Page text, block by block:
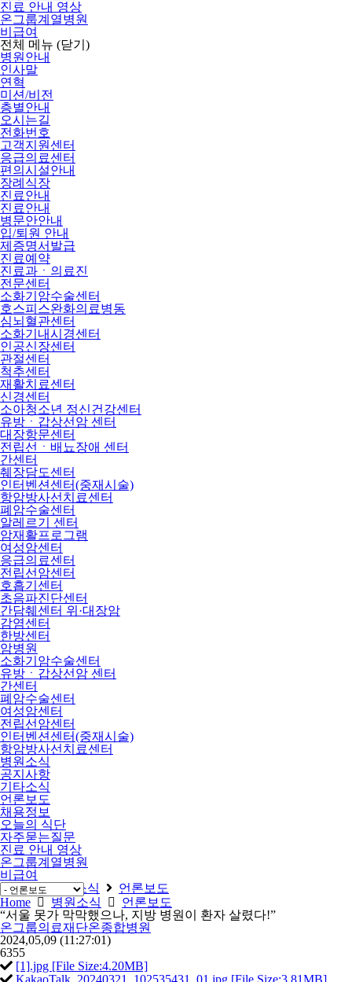
진료 안내 영상
온그룹계열병원
비급여
전체 메뉴 (닫기)
병원안내
인사말
연혁
미션/비전
층별안내
오시는길
전화번호
고객지원센터
응급의료센터
편의시설안내
장례식장
진료안내
진료안내
병문안안내
입/퇴원 안내
제증명서발급
진료예약
진료과ㆍ의료진
전문센터
소화기암수술센터
호스피스완화의료병동
심뇌혈관센터
소화기내시경센터
인공신장센터
관절센터
척추센터
재활치료센터
신경센터
소아청소년 정신건강센터
유방ㆍ갑상선암 센터
대장항문센터
전립선ㆍ배뇨장애 센터
간센터
췌장담도센터
인터벤션센터(중재시술)
항암방사선치료센터
폐암수술센터
알레르기 센터
암재활프로그램
여성암센터
응급의료센터
전립선암센터
호흡기센터
초음파진단센터
간담췌센터 위·대장암
감염센터
한방센터
암병원
소화기암수술센터
유방ㆍ갑상선암 센터
간센터
폐암수술센터
여성암센터
전립선암센터
인터벤션센터(중재시술)
항암방사선치료센터
병원소식
공지사항
기타소식
언론보도
채용정보
오늘의 식단
자주묻는질문
진료 안내 영상
온그룹계열병원
비급여
Home
병원소식
언론보도
Home
병원소식
언론보도
“서울 못가 막막했으나, 지방 병원이 환자 살렸다!”
온그룹의료재단온종합병원
2024,05,09 (11:27:01)
6355
[1].jpg [File Size:4.20MB]
KakaoTalk_20240321_102535431_01.jpg [File Size:3.81MB]